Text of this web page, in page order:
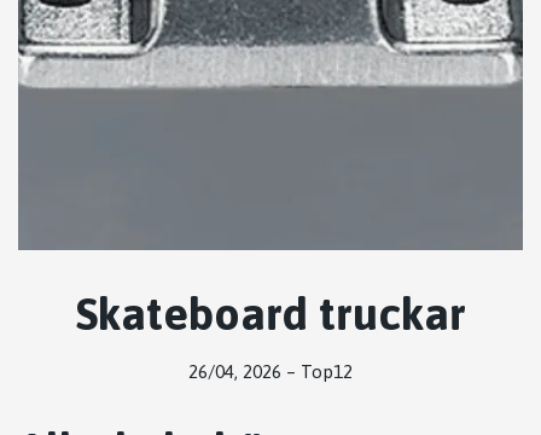
Skateboard truckar
26/04, 2026 – Top12